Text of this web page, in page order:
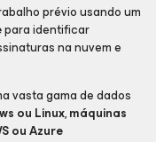
prévio usando um
para identificar
na nuvem e
vasta gama de dados
ou Linux,máquinas
ou Azure